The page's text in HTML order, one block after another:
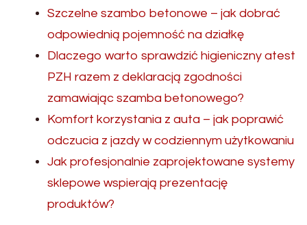
Szczelne szambo betonowe – jak dobrać
odpowiednią pojemność na działkę
Dlaczego warto sprawdzić higieniczny atest
PZH razem z deklaracją zgodności
zamawiając szamba betonowego?
Komfort korzystania z auta – jak poprawić
odczucia z jazdy w codziennym użytkowaniu
Jak profesjonalnie zaprojektowane systemy
sklepowe wspierają prezentację
produktów?